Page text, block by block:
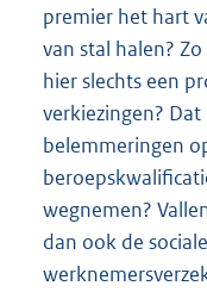
premier het hart
van stal halen?
hier slechts een
verkiezingen?
belemmeringen
wegnemen?
dan ook de